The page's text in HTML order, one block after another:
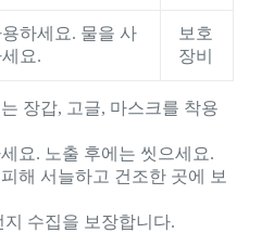
하세요. 물을 사
요.
보호
장비
장갑, 고글, 마스크를 착용
요. 노출 후에는 씻으세요.
해 서늘하고 건조한 곳에 보
수집을 보장합니다.